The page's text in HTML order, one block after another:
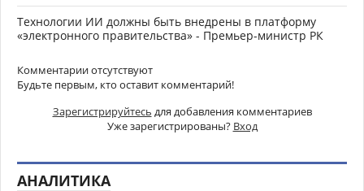
Технологии ИИ должны быть внедрены в платформу
«электронного правительства» - Премьер-министр РК
Комментарии отсутствуют
Будьте первым, кто оставит комментарий!
Зарегистрируйтесь для добавления комментариев
Уже зарегистрированы? Вход
АНАЛИТИКА